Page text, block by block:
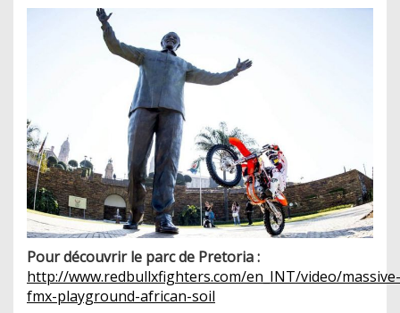
Pour découvrir le parc de Pretoria :
http://www.redbullxfighters.com/en_INT/video/massive-
fmx-playground-african-soil